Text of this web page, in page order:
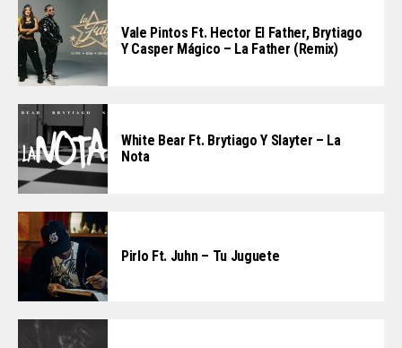
Vale Pintos Ft. Hector El Father, Brytiago
Y Casper Mágico – La Father (Remix)
White Bear Ft. Brytiago Y Slayter – La
Nota
Pirlo Ft. Juhn – Tu Juguete